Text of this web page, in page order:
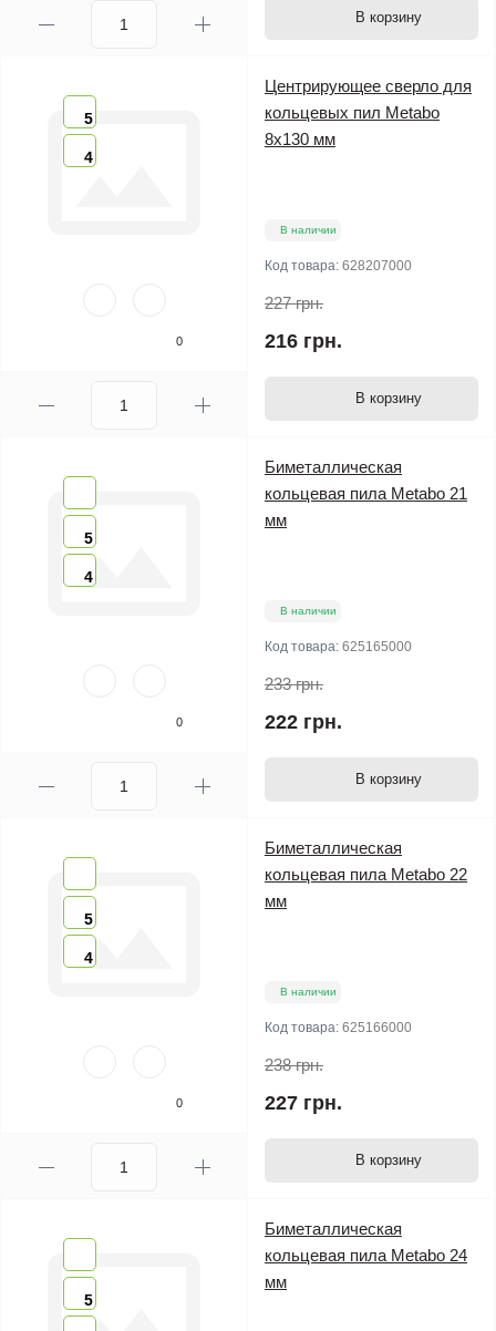
В корзину
5
4
0
Центрирующее сверло для
кольцевых пил Metabo
8х130 мм
В наличии
Код товара: 628207000
227 грн.
216 грн.
В корзину
5
4
0
Биметаллическая
кольцевая пила Metabo 21
мм
В наличии
Код товара: 625165000
233 грн.
222 грн.
В корзину
5
4
0
Биметаллическая
кольцевая пила Metabo 22
мм
В наличии
Код товара: 625166000
238 грн.
227 грн.
В корзину
5
Биметаллическая
кольцевая пила Metabo 24
мм